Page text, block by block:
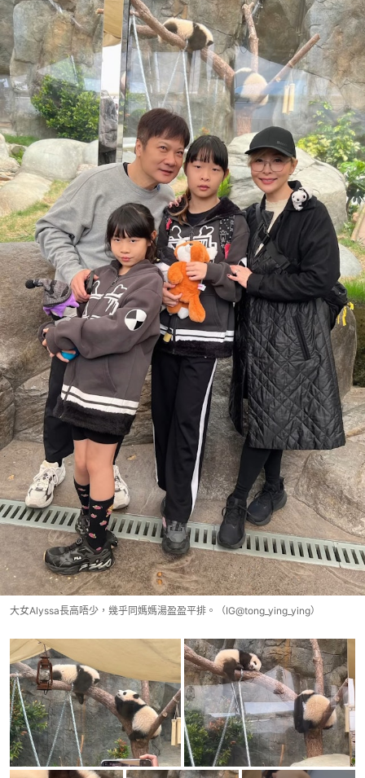
大女Alyssa長高唔少，幾乎同媽媽湯盈盈平排。（IG@tong_ying_ying）